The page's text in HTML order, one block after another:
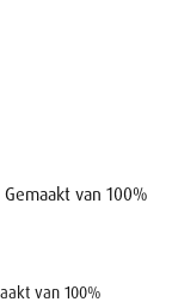
van 100%
van 100%